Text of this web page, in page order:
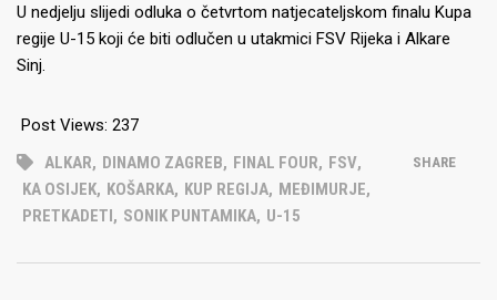
U nedjelju slijedi odluka o četvrtom natjecateljskom finalu Kupa
regije U-15 koji će biti odlučen u utakmici FSV Rijeka i Alkare
Sinj.
Post Views: 237
ALKAR, DINAMO ZAGREB, FINAL FOUR, FSV,
KA OSIJEK, KOŠARKA, KUP REGIJA, MEĐIMURJE,
PRETKADETI, SONIK PUNTAMIKA, U-15
SHARE